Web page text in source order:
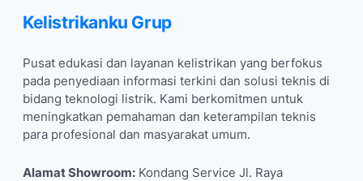
Kelistrikanku Grup
Pusat edukasi dan layanan kelistrikan yang berfokus
pada penyediaan informasi terkini dan solusi teknis di
bidang teknologi listrik. Kami berkomitmen untuk
meningkatkan pemahaman dan keterampilan teknis
para profesional dan masyarakat umum.
Alamat Showroom: Kondang Service Jl. Raya